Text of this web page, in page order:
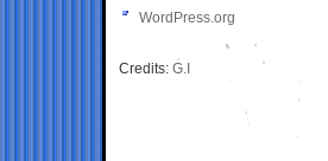
WordPress.org
Credits: G.I